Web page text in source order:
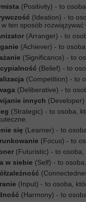
(Positivity) - to
(Ideation) - to
w ten sposób rozwiązywać
(Arranger) - to
(Achiever) - to
(Significance) - to
(Belief) - to
(Competition) - to
(Deliberative) - to
innych
(Strategic) - to osoba,
się (Learner) - to
(Focus) - to
(Futuristic) - to
w siebie (Self) - to
(Input) - to osoba,
(Harmony) - to